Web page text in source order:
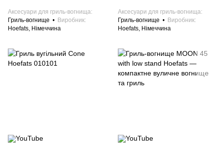
Аксесуари для гриль-вогнища
Гриль-вогнище
Виробник
Hoefats, Німеччина
Аксесуари для гриль-вогнища
Гриль-вогнище
Виробник
Hoefats, Німеччина